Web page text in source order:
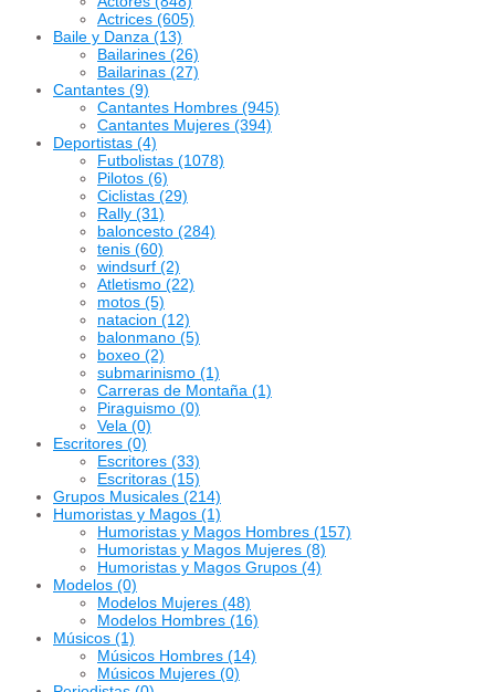
Actrices (605)
Baile y Danza (13)
Bailarines (26)
Bailarinas (27)
Cantantes (9)
Cantantes Hombres (945)
Cantantes Mujeres (394)
Deportistas (4)
Futbolistas (1078)
Pilotos (6)
Ciclistas (29)
Rally (31)
baloncesto (284)
tenis (60)
windsurf (2)
Atletismo (22)
motos (5)
natacion (12)
balonmano (5)
boxeo (2)
submarinismo (1)
Carreras de Montaña (1)
Piraguismo (0)
Vela (0)
Escritores (0)
Escritores (33)
Escritoras (15)
Grupos Musicales (214)
Humoristas y Magos (1)
Humoristas y Magos Hombres (157)
Humoristas y Magos Mujeres (8)
Humoristas y Magos Grupos (4)
Modelos (0)
Modelos Mujeres (48)
Modelos Hombres (16)
Músicos (1)
Músicos Hombres (14)
Músicos Mujeres (0)